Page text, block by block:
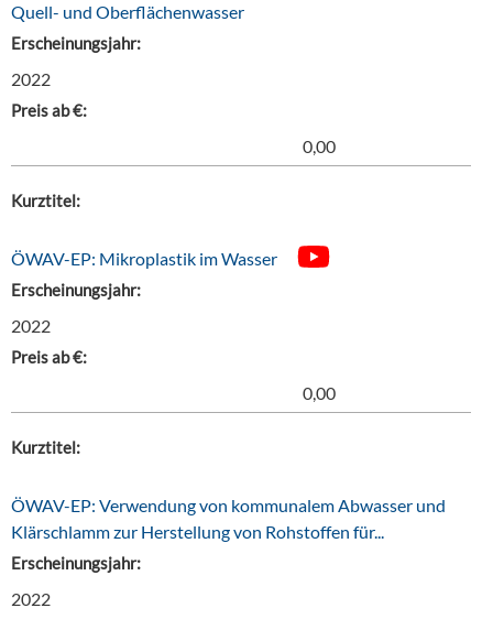
Quell- und Oberflächenwasser
Erscheinungsjahr:
2022
Preis ab €:
0,00
Kurztitel:
ÖWAV-EP: Mikroplastik im Wasser
Erscheinungsjahr:
2022
Preis ab €:
0,00
Kurztitel:
ÖWAV-EP: Verwendung von kommunalem Abwasser und
Klärschlamm zur Herstellung von Rohstoffen für...
Erscheinungsjahr:
2022